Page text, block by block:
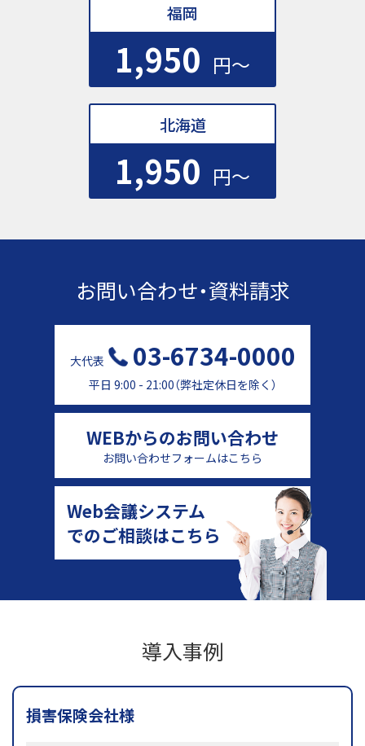
福岡
1,950 円〜
北海道
1,950 円〜
お問い合わせ・資料請求
大代表 03-6734-0000
平日 9:00 - 21:00（弊社定休日を除く）
WEBからのお問い合わせ
お問い合わせフォームはこちら
Web会議システム
でのご相談はこちら
導入事例
損害保険会社様